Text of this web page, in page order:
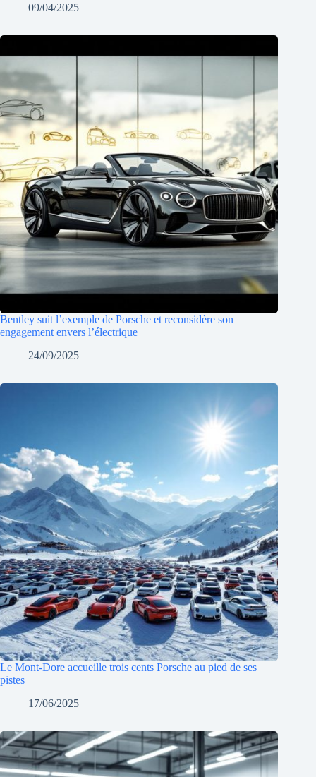
09/04/2025
Bentley suit l’exemple de Porsche et reconsidère son
engagement envers l’électrique
24/09/2025
Le Mont-Dore accueille trois cents Porsche au pied de ses
pistes
17/06/2025